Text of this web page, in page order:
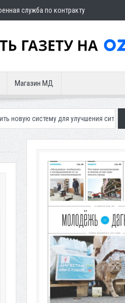
служба по контракту
Магазин МД
улучшения ситуации с парковками